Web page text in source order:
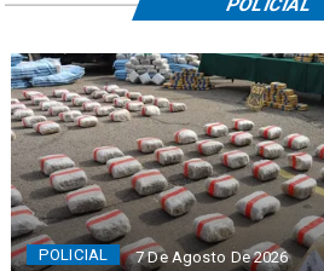
POLICIAL 7 De Agosto De 2026